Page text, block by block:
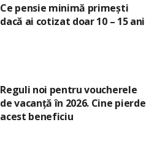
Ce pensie minimă primești
dacă ai cotizat doar 10 – 15 ani
Reguli noi pentru voucherele
de vacanță în 2026. Cine pierde
acest beneficiu